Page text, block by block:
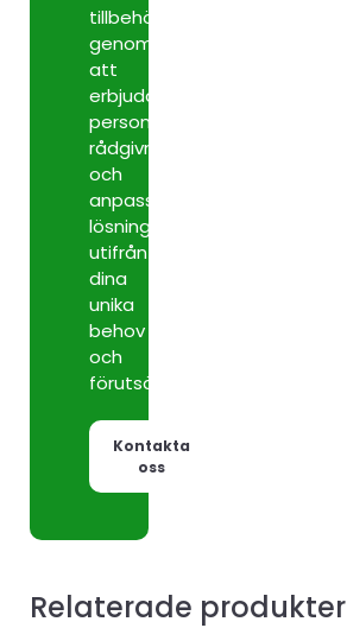
tillbehör
genom
att
erbjuda
personlig
rådgivning
och
anpassade
lösningar
utifrån
dina
unika
behov
och
förutsättningar.
Kontakta
oss
Relaterade produkter